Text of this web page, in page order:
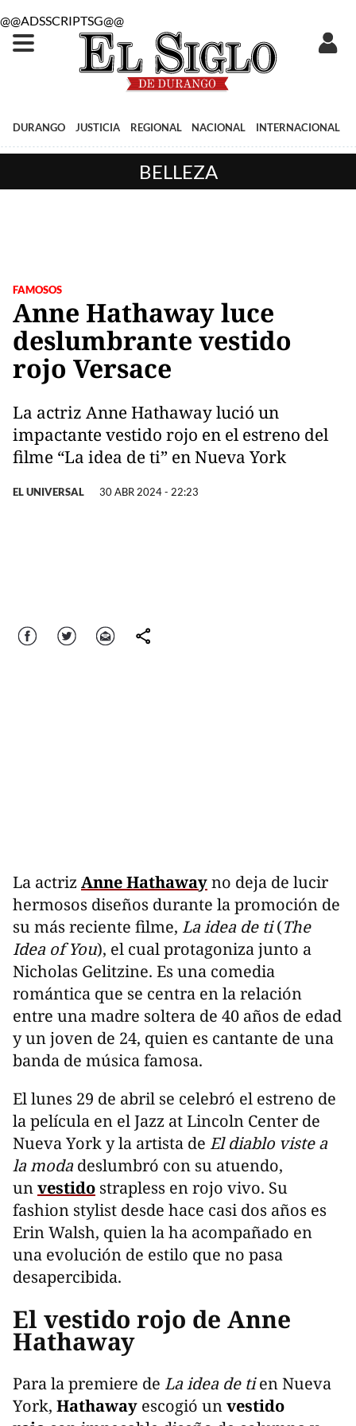
@@ADSSCRIPTSG@@
DURANGO JUSTICIA REGIONAL NACIONAL INTERNACIONAL
BELLEZA
FAMOSOS
Anne Hathaway luce
deslumbrante vestido
rojo Versace
La actriz Anne Hathaway lució un
impactante vestido rojo en el estreno del
filme “La idea de ti” en Nueva York
EL UNIVERSAL 30 ABR 2024 - 22:23
Facebook Twitter Correo comparte
La actriz Anne Hathawayno deja de lucir
hermosos diseños durante la promoción de
su más reciente filme, La idea de ti(The
Idea of You), el cual protagoniza junto a
Nicholas Gelitzine. Es una comedia
romántica que se centra en la relación
entre una madre soltera de 40 años de edad
y un joven de 24, quien es cantante de una
banda de música famosa.
El lunes 29 de abril se celebró el estreno de
la película en el Jazz at Lincoln Center de
Nueva York y la artista de El diablo viste a
la modadeslumbró con su atuendo,
unvestido strapless en rojo vivo. Su
fashion stylist desde hace casi dos años es
Erin Walsh, quien la ha acompañado en
una evolución de estilo que no pasa
desapercibida.
El vestido rojo de Anne
Hathaway
Para la premiere de La idea de tien Nueva
York, Hathaway escogió unvestido